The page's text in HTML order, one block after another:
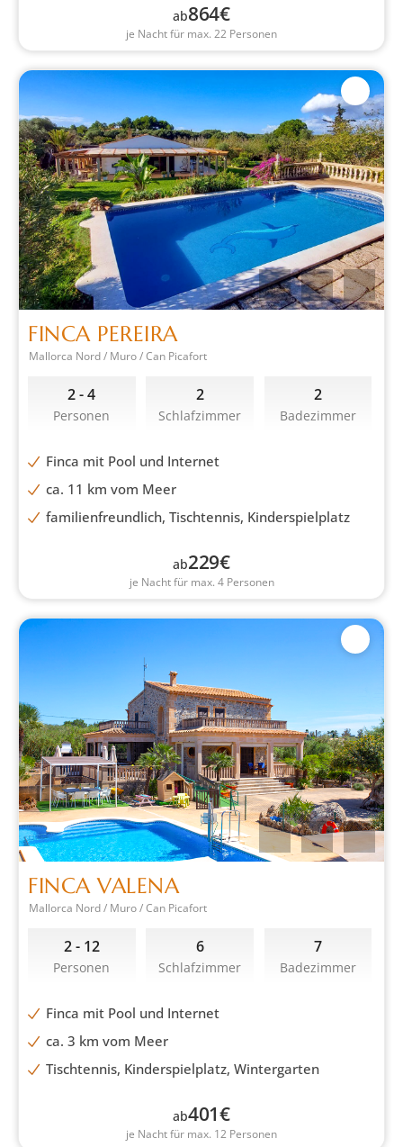
ab864€
je Nacht für max. 22 Personen
FINCA PEREIRA
Mallorca Nord / Muro / Can Picafort
2 - 4
Personen
2
Schlafzimmer
2
Badezimmer
Finca mit Pool und Internet
ca. 11 km vom Meer
familienfreundlich, Tischtennis, Kinderspielplatz
ab229€
je Nacht für max. 4 Personen
FINCA VALENA
Mallorca Nord / Muro / Can Picafort
2 - 12
Personen
6
Schlafzimmer
7
Badezimmer
Finca mit Pool und Internet
ca. 3 km vom Meer
Tischtennis, Kinderspielplatz, Wintergarten
ab401€
je Nacht für max. 12 Personen